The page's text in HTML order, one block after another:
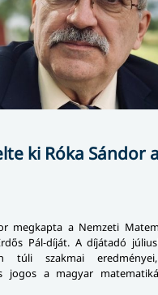
ki Róka Sándor
megkapta a Nemzeti
Pál-díját. A díjátadó
túli szakmai
jogos a magyar